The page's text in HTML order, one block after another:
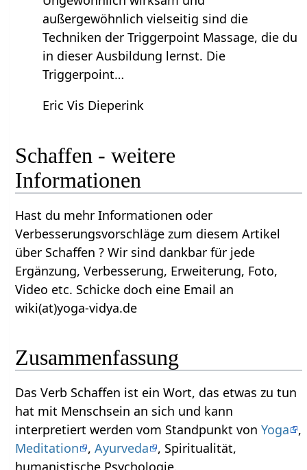
außergewöhnlich vielseitig sind die
Techniken der Triggerpoint Massage, die du
in dieser Ausbildung lernst. Die
Triggerpoint…
Eric Vis Dieperink
Schaffen‏‎ - weitere
Informationen
Hast du mehr Informationen oder
Verbesserungsvorschläge zum diesem Artikel
über Schaffen‏‎ ? Wir sind dankbar für jede
Ergänzung, Verbesserung, Erweiterung, Foto,
Video etc. Schicke doch eine Email an
wiki(at)yoga-vidya.de
Zusammenfassung
Das Verb Schaffen‏‎ ist ein Wort, das etwas zu tun
hat mit Menschsein an sich und kann
interpretiert werden vom Standpunkt vonYoga
,
Meditation
,Ayurveda
, Spiritualität,